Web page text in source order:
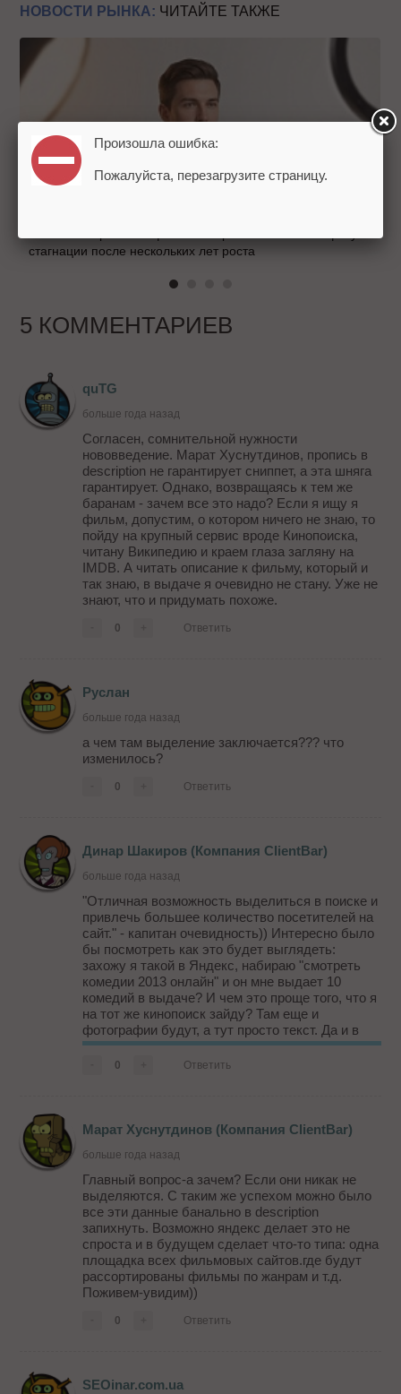
НОВОСТИ РЫНКА: ЧИТАЙТЕ ТАКЖЕ
стагнации после нескольких лет роста
5 КОММЕНТАРИЕВ
quTG
больше года назад
Согласен, сомнительной нужности
нововведение. Марат Хуснутдинов, пропись в
description не гарантирует сниппет, а эта шняга
гарантирует. Однако, возвращаясь к тем же
баранам - зачем все это надо? Если я ищу я
фильм, допустим, о котором ничего не знаю, то
пойду на крупный сервис вроде Кинопоиска,
читану Википедию и краем глаза загляну на
IMDB. А читать описание к фильму, который и
так знаю, в выдаче я очевидно не стану. Уже не
знают, что и придумать похоже.
0 Ответить
Руслан
больше года назад
а чем там выделение заключается??? что
изменилось?
0 Ответить
Динар Шакиров (Компания ClientBar)
больше года назад
"Отличная возможность выделиться в поиске и
привлечь большее количество посетителей на
сайт." - капитан очевидность)) Интересно было
бы посмотреть как это будет выглядеть:
захожу я такой в Яндекс, набираю "смотреть
комедии 2013 онлайн" и он мне выдает 10
комедий в выдаче? И чем это проще того, что я
на тот же кинопоиск зайду? Там еще и
фотографии будут, а тут просто текст. Да и в
выдаче получается будет фигурировать один
фильм с описанием, а на сайте может их
0 Ответить
Марат Хуснутдинов (Компания ClientBar)
больше года назад
Главный вопрос-а зачем? Если они никак не
выделяются. С таким же успехом можно было
все эти данные банально в description
запихнуть. Возможно яндекс делает это не
спроста и в будущем сделает что-то типа: одна
площадка всех фильмовых сайтов.где будут
рассортированы фильмы по жанрам и т.д.
Поживем-увидим))
0 Ответить
SEOinar.com.ua
Произошла ошибка:
Пожалуйста, перезагрузите страницу.